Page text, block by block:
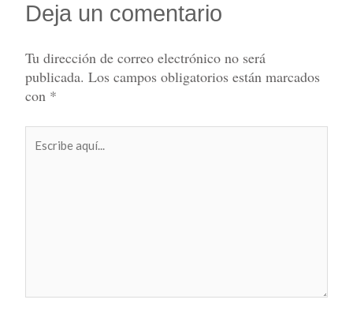
Deja un comentario
Tu dirección de correo electrónico no será
publicada. Los campos obligatorios están marcados
con *
aquí...